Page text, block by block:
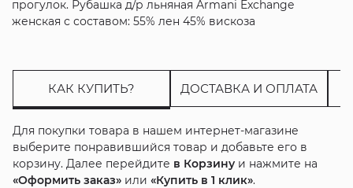
прогулок. Рубашка д/р льняная Armani Exchange
женская с составом: 55% лен 45% вискоза
КАК КУПИТЬ? ДОСТАВКА И ОПЛАТА
Для покупки товара в нашем интернет-магазине
выберите понравившийся товар и добавьте его в
корзину. Далее перейдите в Корзинуи нажмите на
«Оформить заказ»или «Купить в 1 клик».